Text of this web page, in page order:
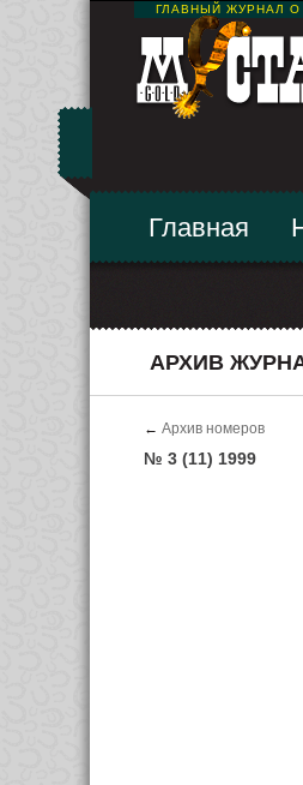
ГЛАВНЫЙ ЖУРНАЛ
Главная
АРХИВ
← Архив номеров
№ 3 (11) 1999